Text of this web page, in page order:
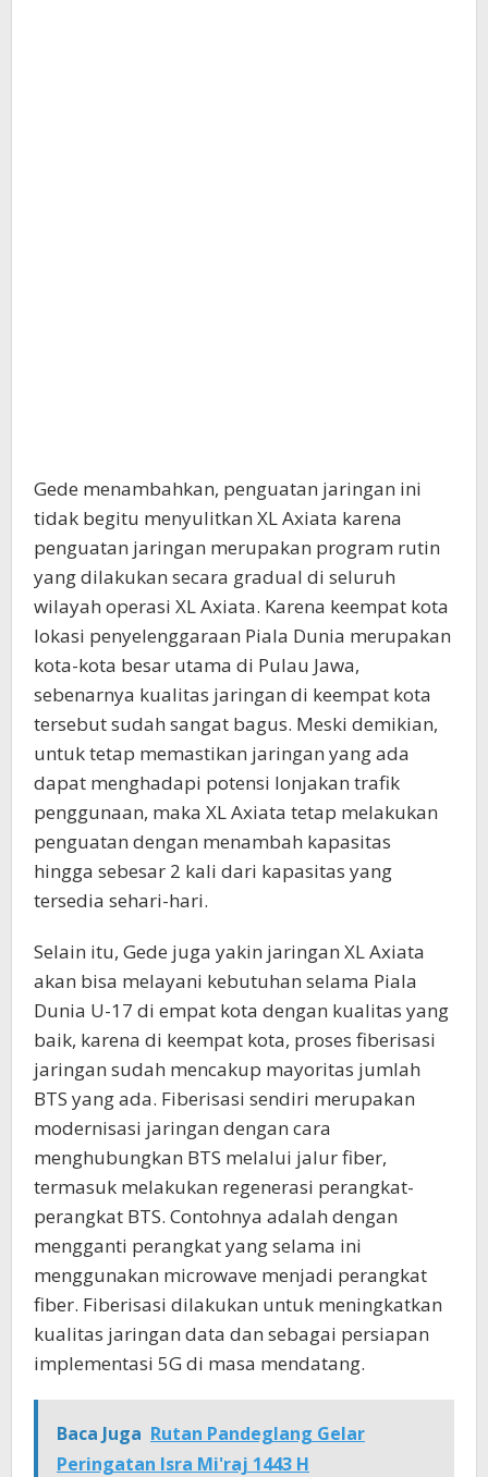
Gede menambahkan, penguatan jaringan ini
tidak begitu menyulitkan XL Axiata karena
penguatan jaringan merupakan program rutin
yang dilakukan secara gradual di seluruh
wilayah operasi XL Axiata. Karena keempat kota
lokasi penyelenggaraan Piala Dunia merupakan
kota-kota besar utama di Pulau Jawa,
sebenarnya kualitas jaringan di keempat kota
tersebut sudah sangat bagus. Meski demikian,
untuk tetap memastikan jaringan yang ada
dapat menghadapi potensi lonjakan trafik
penggunaan, maka XL Axiata tetap melakukan
penguatan dengan menambah kapasitas
hingga sebesar 2 kali dari kapasitas yang
tersedia sehari-hari.
Selain itu, Gede juga yakin jaringan XL Axiata
akan bisa melayani kebutuhan selama Piala
Dunia U-17 di empat kota dengan kualitas yang
baik, karena di keempat kota, proses fiberisasi
jaringan sudah mencakup mayoritas jumlah
BTS yang ada. Fiberisasi sendiri merupakan
modernisasi jaringan dengan cara
menghubungkan BTS melalui jalur fiber,
termasuk melakukan regenerasi perangkat-
perangkat BTS. Contohnya adalah dengan
mengganti perangkat yang selama ini
menggunakan microwave menjadi perangkat
fiber. Fiberisasi dilakukan untuk meningkatkan
kualitas jaringan data dan sebagai persiapan
implementasi 5G di masa mendatang.
Baca Juga Rutan Pandeglang Gelar
Peringatan Isra Mi'raj 1443 H